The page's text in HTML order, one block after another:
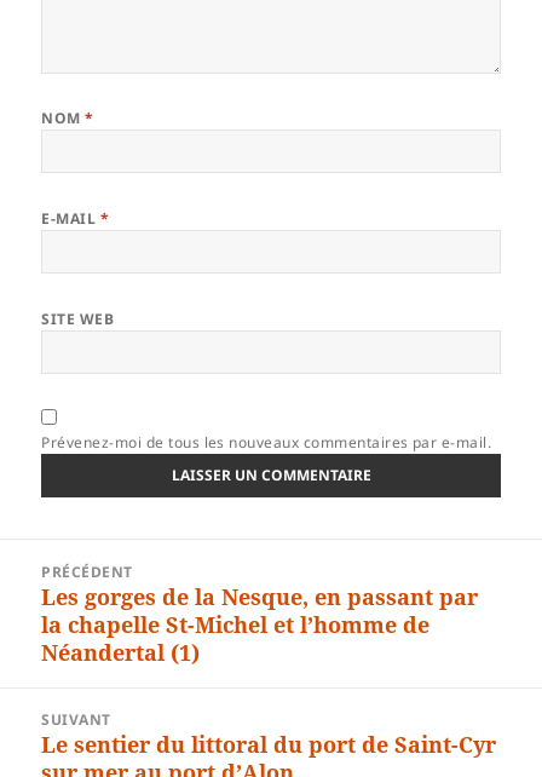
NOM*
E-MAIL *
SITE WEB
Prévenez-moi de tous les nouveaux commentaires par e-mail.
l’article
PRÉCÉDENT
Article
précédent :
Les gorges de la Nesque, en passant par
la chapelle St-Michel et l’homme de
Néandertal (1)
SUIVANT
Article
Le sentier du littoral du port de Saint-Cyr